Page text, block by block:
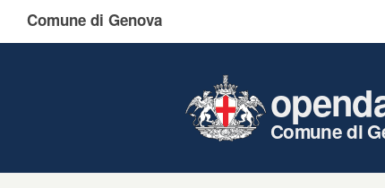
Comune di Genova
Comune di